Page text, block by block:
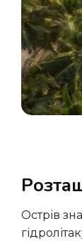
Острів знаходиться в атолі Ноону в 169 км від міжнародного аеропорту Мале. Дістатися до нього можна на